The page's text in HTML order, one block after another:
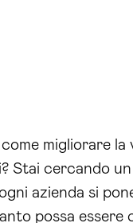
migliorare
Stai cercando
azienda si
possa essere